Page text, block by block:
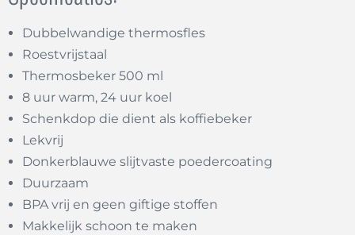
Dubbelwandige thermosfles
Roestvrijstaal
Thermosbeker 500 ml
8 uur warm, 24 uur koel
Schenkdop die dient als koffiebeker
Lekvrij
Donkerblauwe slijtvaste poedercoating
Duurzaam
BPA vrij en geen giftige stoffen
Makkelijk schoon te maken